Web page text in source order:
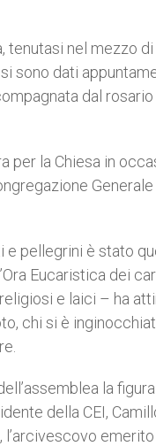
nel mezzo
sono dati
dal
per la Chiesa in
e pellegrini è stato
Eucaristica dei
e laici – ha
chi si è
la
della CEI,
l’arcivescovo